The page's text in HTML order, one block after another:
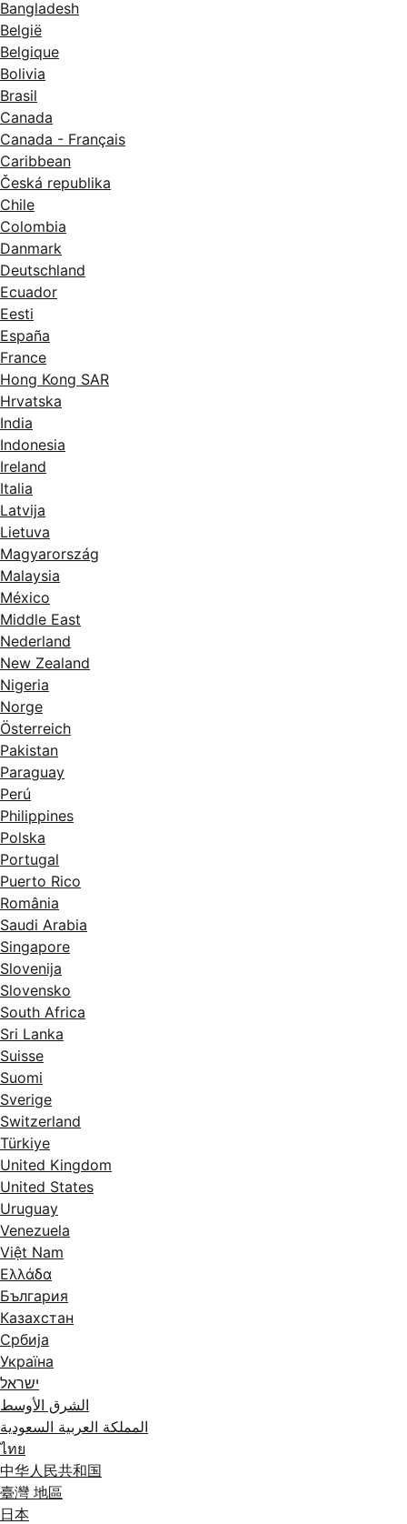
Bangladesh
België
Belgique
Bolivia
Brasil
Canada
Canada - Français
Caribbean
Česká republika
Chile
Colombia
Danmark
Deutschland
Ecuador
Eesti
España
France
Hong Kong SAR
Hrvatska
India
Indonesia
Ireland
Italia
Latvija
Lietuva
Magyarország
Malaysia
México
Middle East
Nederland
New Zealand
Nigeria
Norge
Österreich
Pakistan
Paraguay
Perú
Philippines
Polska
Portugal
Puerto Rico
România
Saudi Arabia
Singapore
Slovenija
Slovensko
South Africa
Sri Lanka
Suisse
Suomi
Sverige
Switzerland
Türkiye
United Kingdom
United States
Uruguay
Venezuela
Việt Nam
Ελλάδα
България
Казахстан
Србија
Україна
ישראל
الشرق الأوسط
المملكة العربية السعودية
ไทย
中华人民共和国
臺灣 地區
日本